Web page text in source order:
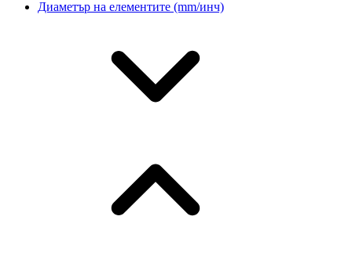
Диаметър на елементите (mm/инч)